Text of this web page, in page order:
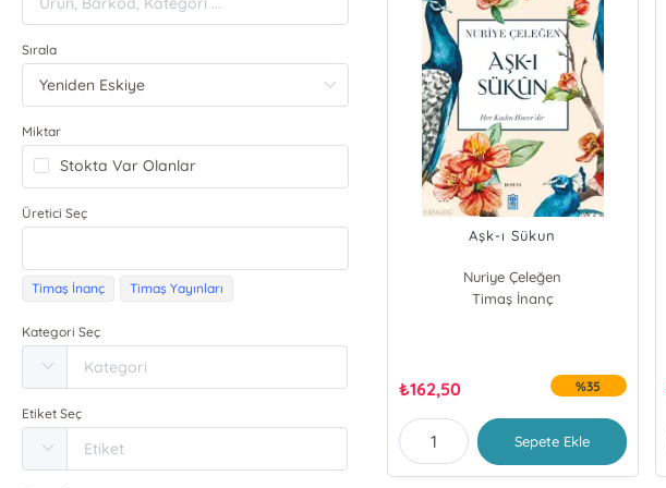
Sırala
Miktar
Stokta Var Olanlar
Üretici Seç
Timaş İnanç Timaş Yayınları
Kategori Seç
Etiket Seç
Aşk-ı Sükun
Nuriye Çeleğen
Timaş İnanç
₺162,50 %35
Sepete Ekle